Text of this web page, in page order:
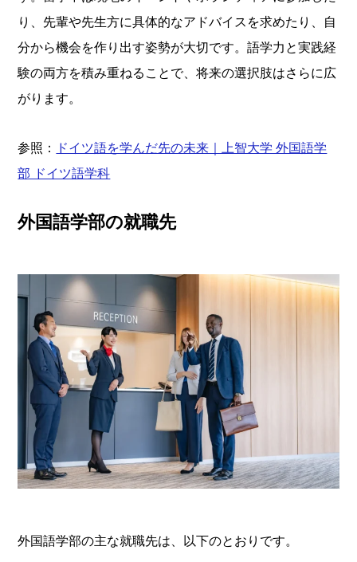
り、先輩や先生方に具体的なアドバイスを求めたり、自
分から機会を作り出す姿勢が大切です。語学力と実践経
験の両方を積み重ねることで、将来の選択肢はさらに広
がります。
参照：
ドイツ語を学んだ先の未来｜上智大学 外国語学
部 ドイツ語学科
外国語学部の就職先
外国語学部の主な就職先は、以下のとおりです。